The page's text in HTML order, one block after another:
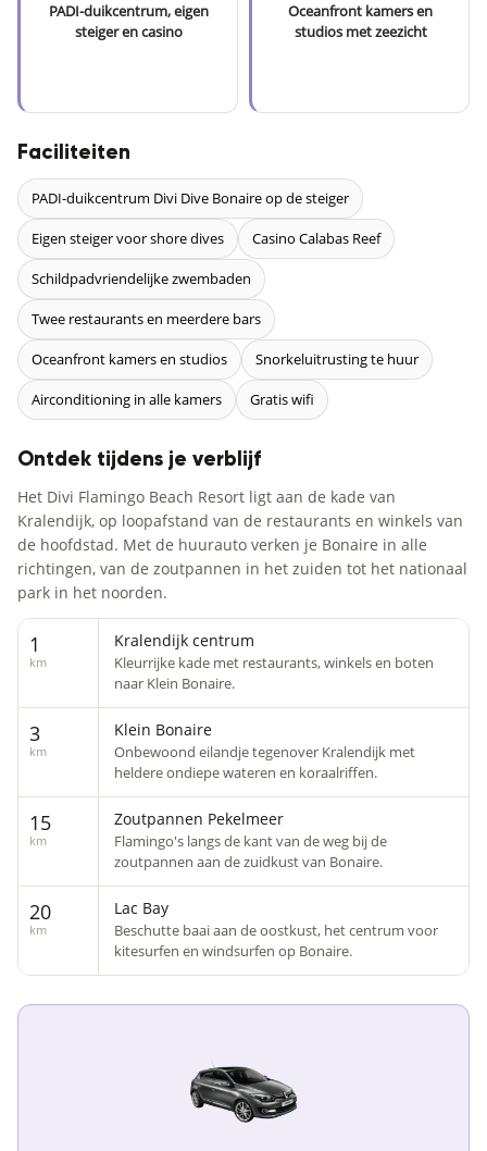
PADI-duikcentrum, eigen
steiger en casino
Oceanfront kamers en
studios met zeezicht
Faciliteiten
PADI-duikcentrum Divi Dive Bonaire op de steiger
Eigen steiger voor shore dives Casino Calabas Reef
Schildpadvriendelijke zwembaden
Twee restaurants en meerdere bars
Oceanfront kamers en studios Snorkeluitrusting te huur
Airconditioning in alle kamers Gratis wifi
Ontdek tijdens je verblijf
Het Divi Flamingo Beach Resort ligt aan de kade van
Kralendijk, op loopafstand van de restaurants en winkels van
de hoofdstad. Met de huurauto verken je Bonaire in alle
richtingen, van de zoutpannen in het zuiden tot het nationaal
park in het noorden.
1
km
Kralendijk centrum
Kleurrijke kade met restaurants, winkels en boten
naar Klein Bonaire.
3
km
Klein Bonaire
Onbewoond eilandje tegenover Kralendijk met
heldere ondiepe wateren en koraalriffen.
15
km
Zoutpannen Pekelmeer
Flamingo's langs de kant van de weg bij de
zoutpannen aan de zuidkust van Bonaire.
20
km
Lac Bay
Beschutte baai aan de oostkust, het centrum voor
kitesurfen en windsurfen op Bonaire.